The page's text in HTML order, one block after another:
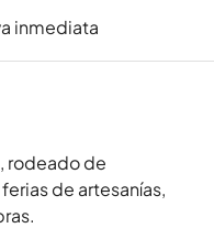
inmediata
rodeado de
de artesanías,